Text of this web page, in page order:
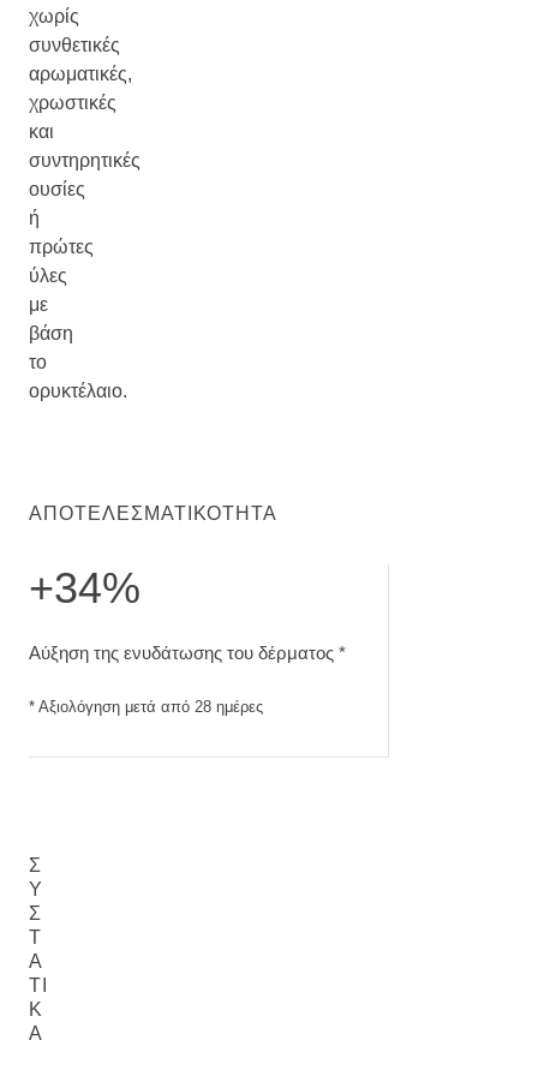
χωρίς
συνθετικές
αρωματικές,
χρωστικές
και
συντηρητικές
ουσίες
ή
πρώτες
ύλες
με
βάση
το
ορυκτέλαιο.
ΑΠΟΤΕΛΕΣΜΑΤΙΚΌΤΗΤΑ
+34%
Αύξηση της ενυδάτωσης του δέρματος *
* Αξιολόγηση μετά από 28 ημέρες
Σ
Υ
Σ
Τ
Α
ΤΙ
Κ
Ά